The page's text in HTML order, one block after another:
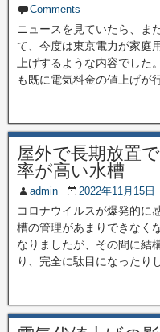
Comments
ニュースを見ていたら、ま
て、今度は東京電力が家庭
上げするような内容でし
も既に電気料金の値上げが
屋外で長期放置
率が高い水槽
admin 2022年11月15日
コロナウイルスが爆発的に
槽の管理があまりできなく
なりましたが、その間に結
り、完全に駄目になったり